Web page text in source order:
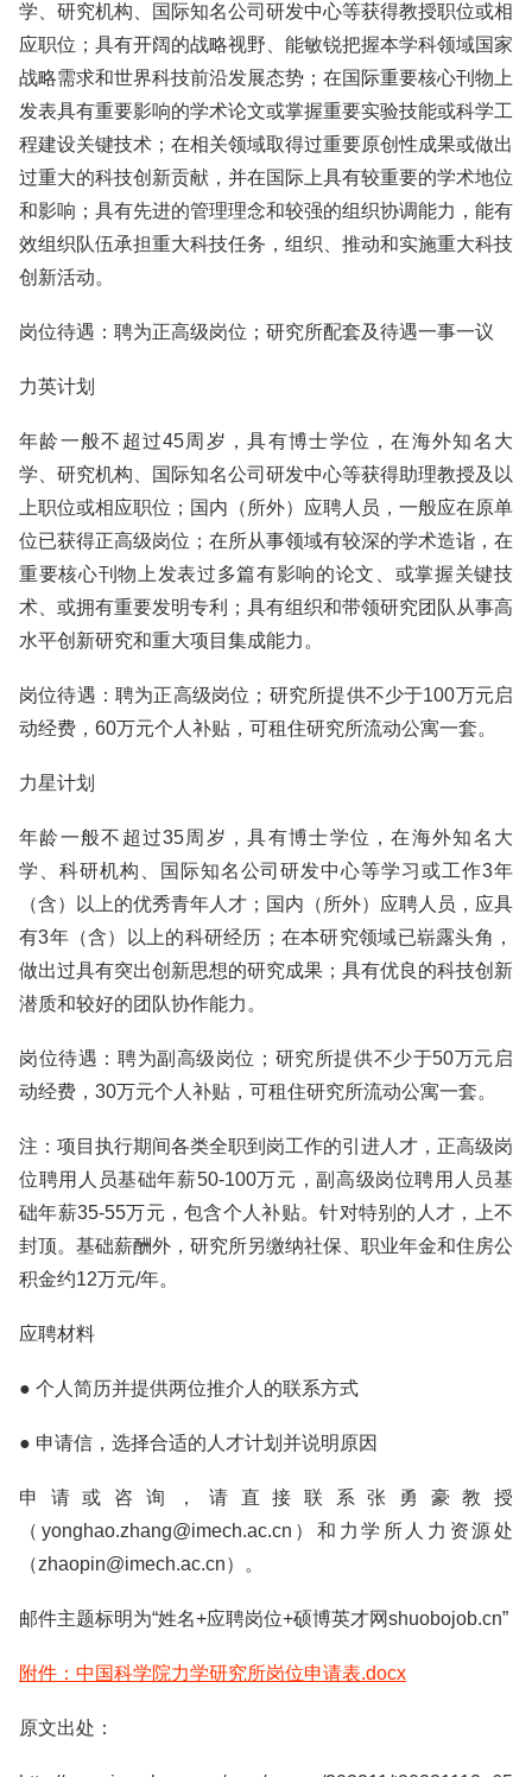
学、研究机构、国际知名公司研发中心等获得教授职位或相
应职位；具有开阔的战略视野、能敏锐把握本学科领域国家
战略需求和世界科技前沿发展态势；在国际重要核心刊物上
发表具有重要影响的学术论文或掌握重要实验技能或科学工
程建设关键技术；在相关领域取得过重要原创性成果或做出
过重大的科技创新贡献，并在国际上具有较重要的学术地位
和影响；具有先进的管理理念和较强的组织协调能力，能有
效组织队伍承担重大科技任务，组织、推动和实施重大科技
创新活动。
岗位待遇：聘为正高级岗位；研究所配套及待遇一事一议
力英计划
年龄一般不超过45周岁，具有博士学位，在海外知名大
学、研究机构、国际知名公司研发中心等获得助理教授及以
上职位或相应职位；国内（所外）应聘人员，一般应在原单
位已获得正高级岗位；在所从事领域有较深的学术造诣，在
重要核心刊物上发表过多篇有影响的论文、或掌握关键技
术、或拥有重要发明专利；具有组织和带领研究团队从事高
水平创新研究和重大项目集成能力。
岗位待遇：聘为正高级岗位；研究所提供不少于100万元启
动经费，60万元个人补贴，可租住研究所流动公寓一套。
力星计划
年龄一般不超过35周岁，具有博士学位，在海外知名大
学、科研机构、国际知名公司研发中心等学习或工作3年
（含）以上的优秀青年人才；国内（所外）应聘人员，应具
有3年（含）以上的科研经历；在本研究领域已崭露头角，
做出过具有突出创新思想的研究成果；具有优良的科技创新
潜质和较好的团队协作能力。
岗位待遇：聘为副高级岗位；研究所提供不少于50万元启
动经费，30万元个人补贴，可租住研究所流动公寓一套。
注：项目执行期间各类全职到岗工作的引进人才，正高级岗
位聘用人员基础年薪50-100万元，副高级岗位聘用人员基
础年薪35-55万元，包含个人补贴。针对特别的人才，上不
封顶。基础薪酬外，研究所另缴纳社保、职业年金和住房公
积金约12万元/年。
应聘材料
● 个人简历并提供两位推介人的联系方式
● 申请信，选择合适的人才计划并说明原因
申请或咨询，请直接联系张勇豪教授
（yonghao.zhang@imech.ac.cn）和力学所人力资源处
（zhaopin@imech.ac.cn）。
邮件主题标明为“姓名+应聘岗位+硕博英才网shuobojob.cn”
附件：中国科学院力学研究所岗位申请表.docx
原文出处：